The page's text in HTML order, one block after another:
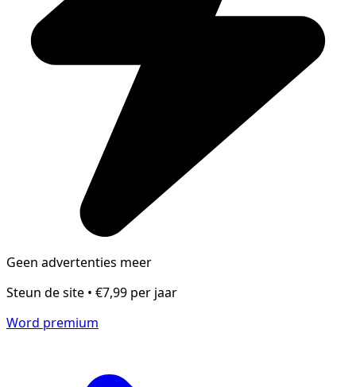
Geen advertenties meer
Steun de site • €7,99 per jaar
Word premium